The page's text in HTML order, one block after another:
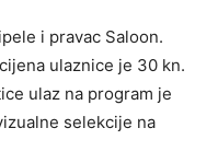
i pravac Saloon.
ulaznice je 30 kn.
ulaz na program je
selekcije na